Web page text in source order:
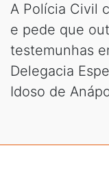
A Polícia Civil
e pede que
testemunhas
Delegacia
Idoso de